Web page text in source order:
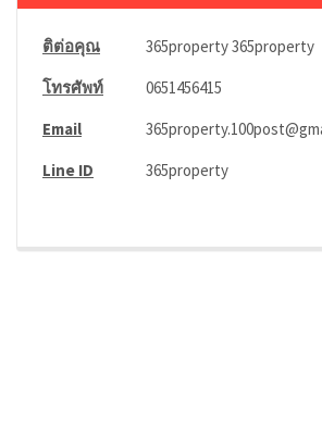
ติต่อคุณ
365property 365property
โทรศัพท์
0651456415
Email
Line ID
365property